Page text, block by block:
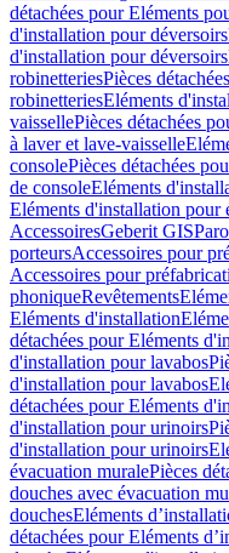
détachées pour Eléments
d'installation pour déversoirs
d'installation pour déversoirs
robinetteriesPièces
robinetteriesEléments
vaissellePièces détachées
à laver et lave-vaisselle
consolePièces détachées
de consoleEléments
Eléments d'installation pour
AccessoiresGeberit GIS
porteursAccessoires pour
Accessoires pour
phoniqueRevêtements
Eléments d'installation
détachées pour Eléments
d'installation pour lavabos
d'installation pour lavabos
détachées pour Eléments
d'installation pour urinoirs
d'installation pour urinoirs
évacuation muralePièces
douches avec évacuation
douchesEléments
détachées pour Eléments